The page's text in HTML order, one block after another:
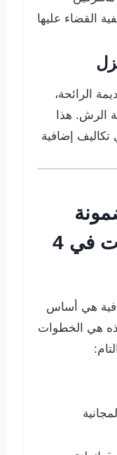
القضاء عليها
الرائحة،
الرش. هذا
إضافية
للقضاء على الحشرات في 4
هي أساس
هي الخطوات